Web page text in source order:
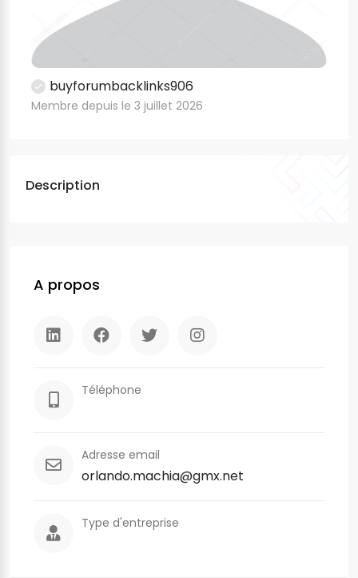
buyforumbacklinks906
Membre depuis le 3 juillet 2026
Description
A propos
Téléphone
Adresse email
orlando.machia@gmx.net
Type d'entreprise